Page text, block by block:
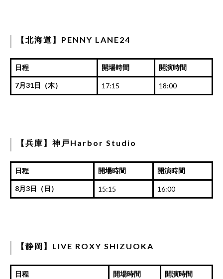
【北海道】PENNY LANE24
日程 開場時間 開演時間
7月31日（木） 17:15 18:00
【兵庫】神戸Harbor Studio
日程 開場時間 開演時間
8月3日（日） 15:15 16:00
【静岡】LIVE ROXY SHIZUOKA
日程 開場時間 開演時間